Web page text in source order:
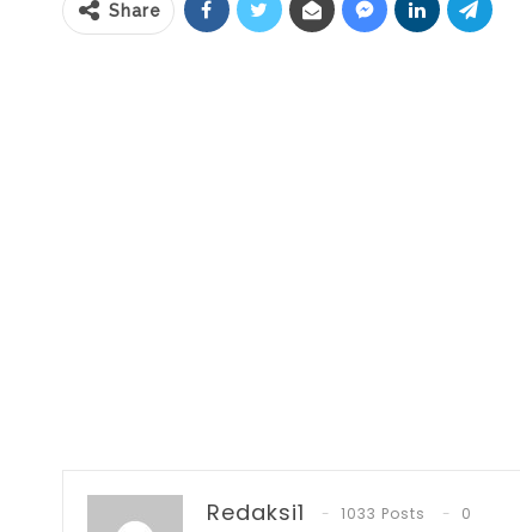
Share
Redaksi1 1033 Posts
0